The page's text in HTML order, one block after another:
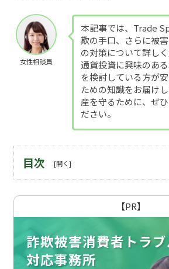
女性相談員
本記事では、Trade
欺の手口、さらに被
の対策について詳し
通貨投資に興味のあ
を検討している方が
ための知識をお届け
産を守るために、ぜ
ださい。
目次
【PR】
詐欺被害消費者トラブ
対応事務所